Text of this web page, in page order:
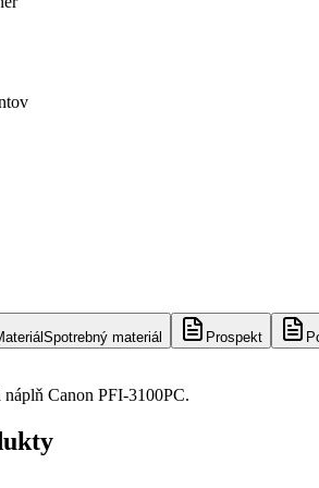
Spotrebný materiál Prospekt
Canon PFI-3100PC.